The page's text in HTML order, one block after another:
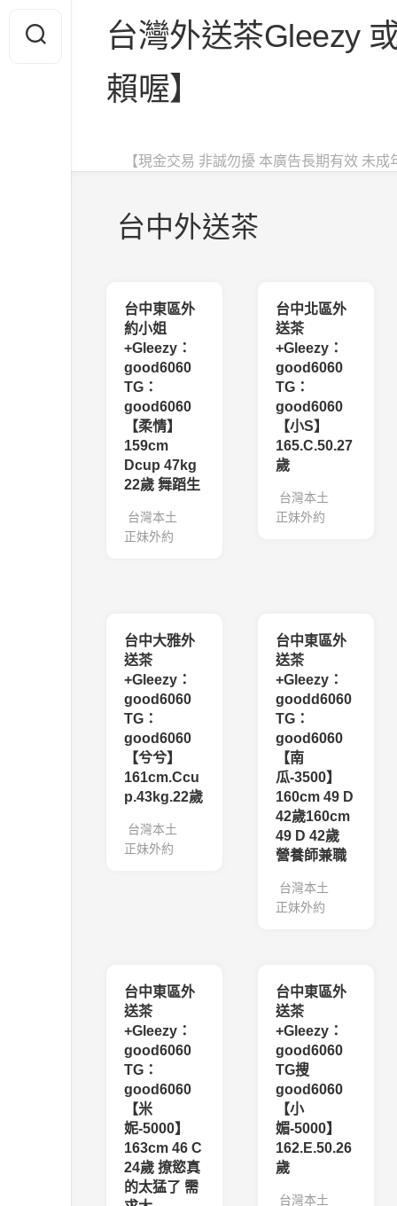
content
台灣外送茶Gleezy
賴喔】
【現金交易 非誠勿擾 本廣告長期有效 未成
台中外送茶
台中東區外
約小姐
+Gleezy：
good6060
TG：
good6060
【柔情】
159cm
Dcup 47kg
22歲 舞蹈生
台灣本土
正妹外約
台中北區外
送茶
+Gleezy：
good6060
TG：
good6060
【小S】
165.C.50.27
歲
台灣本土
正妹外約
台中大雅外
送茶
+Gleezy：
good6060
TG：
good6060
【兮兮】
161cm.Ccu
p.43kg.22歲
台灣本土
正妹外約
台中東區外
送茶
+Gleezy：
goodd6060
TG：
good6060
【南
瓜-3500】
160cm 49 D
42歲160cm
49 D 42歲
營養師兼職
台灣本土
正妹外約
台中東區外
送茶
+Gleezy：
good6060
TG：
good6060
【米
妮-5000】
163cm 46 C
24歲 撩慾真
的太猛了 需
台中東區外
送茶
+Gleezy：
good6060
TG搜
good6060
【小
媚-5000】
162.E.50.26
歲
台灣本土